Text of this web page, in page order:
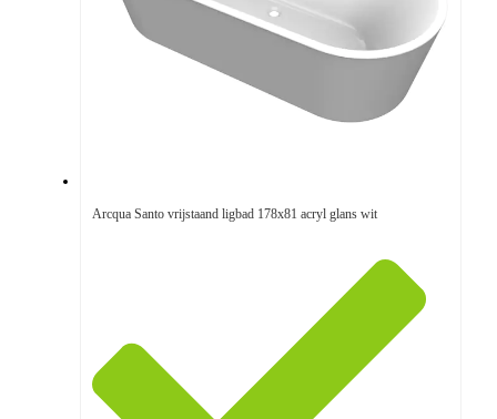
Arcqua Santo vrijstaand ligbad 178x81 acryl glans wit